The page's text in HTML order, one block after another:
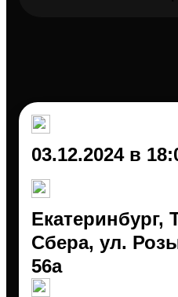
03.12.2024 в
Екатеринбург,
Сбера, ул.
56а